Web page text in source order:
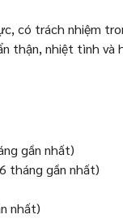
có trách nhiệm
thận, nhiệt tình
gần nhất)
tháng gần nhất)
nhất)